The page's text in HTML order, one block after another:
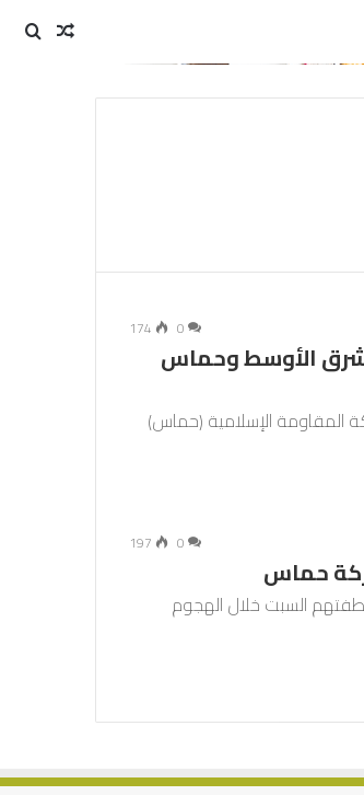
مقال
0
174
الأوسط وحماس
المقاومة الإسلامية (حماس)
0
197
حماس
السبت خلال الهجوم